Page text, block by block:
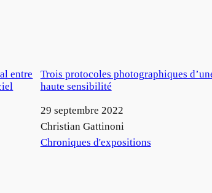
entre
Trois protocoles photographiques
haute sensibilité
Date
29 septembre 2022
Auteur
Christian Gattinoni
Par rapport à
Chroniques d'expositions